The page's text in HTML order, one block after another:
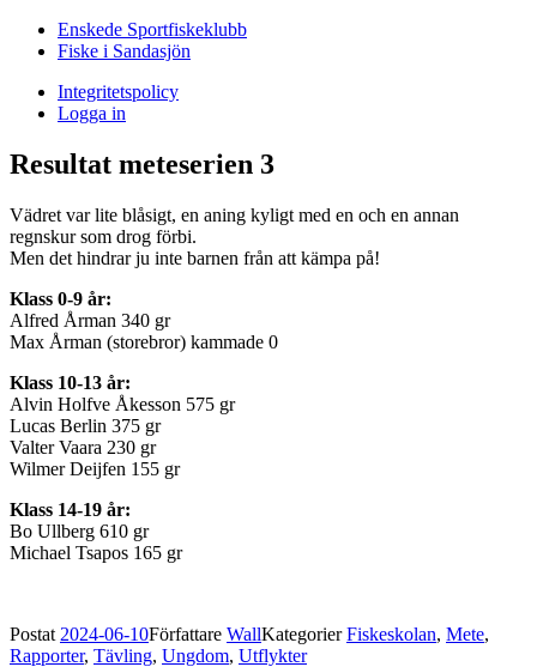
Enskede Sportfiskeklubb
Fiske i Sandasjön
Integritetspolicy
Logga in
Resultat meteserien 3
Vädret var lite blåsigt, en aning kyligt med en och en annan
regnskur som drog förbi.
Men det hindrar ju inte barnen från att kämpa på!
Klass 0-9 år:
Alfred Årman 340 gr
Max Årman (storebror) kammade 0
Klass 10-13 år:
Alvin Holfve Åkesson 575 gr
Lucas Berlin 375 gr
Valter Vaara 230 gr
Wilmer Deijfen 155 gr
Klass 14-19 år:
Bo Ullberg 610 gr
Michael Tsapos 165 gr
Postat 2024-06-10Författare WallKategorierFiskeskolan, Mete,
Rapporter, Tävling, Ungdom, Utflykter